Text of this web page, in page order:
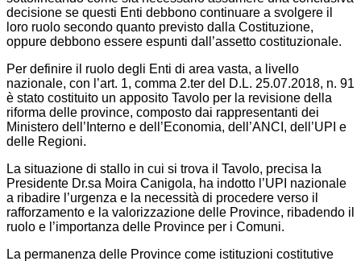
decisione se questi Enti debbono continuare a svolgere il
loro ruolo secondo quanto previsto dalla Costituzione,
oppure debbono essere espunti dall’assetto costituzionale.
Per definire il ruolo degli Enti di area vasta, a livello
nazionale, con l’art. 1, comma 2.ter del D.L. 25.07.2018, n. 91
è stato costituito un apposito Tavolo per la revisione della
riforma delle province, composto dai rappresentanti dei
Ministero dell’Interno e dell’Economia, dell’ANCI, dell’UPI e
delle Regioni.
La situazione di stallo in cui si trova il Tavolo, precisa la
Presidente Dr.sa Moira Canigola, ha indotto l’UPI nazionale
a ribadire l’urgenza e la necessità di procedere verso il
rafforzamento e la valorizzazione delle Province, ribadendo il
ruolo e l’importanza delle Province per i Comuni.
La permanenza delle Province come istituzioni costitutive